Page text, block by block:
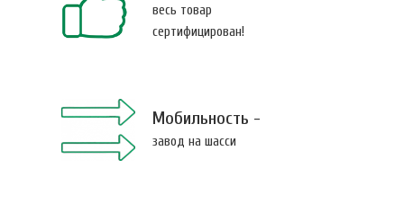
весь товар
сертифицирован!
Мобильность -
завод на шасси